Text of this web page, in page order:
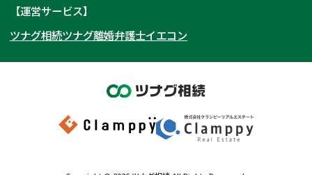
秋田県
福島県
埼玉県
茨城県 群馬県
愛知県
岐阜県 山梨県
関西
大阪府 京都府
奈良県
和歌山県
北陸・甲信越
石川県
富山県
岡山県
九州・沖縄
相続手続き
家族信託
成年後見・任意後見
相続財産調査
不動産評価(相続不動産)
相続トラブル
【運営サービス】
ツナグ相続ツナグ離婚弁護士イエコン